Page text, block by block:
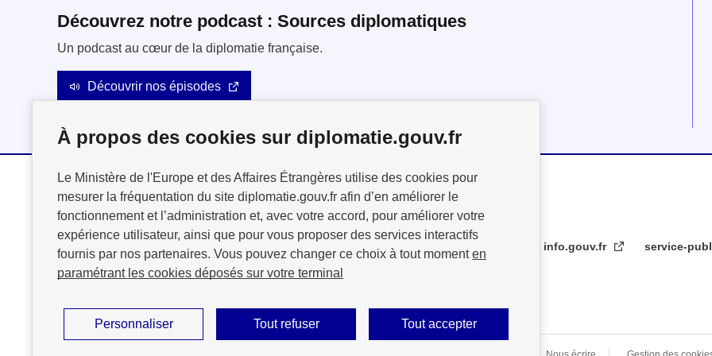
À propos des cookies sur diplomatie.gouv.fr
Le Ministère de l'Europe et des Affaires Étrangères utilise des cookies pour
mesurer la fréquentation du site diplomatie.gouv.fr afin d’en améliorer le
fonctionnement et l’administration et, avec votre accord, pour améliorer votre
expérience utilisateur, ainsi que pour vous proposer des services interactifs
fournis par nos partenaires. Vous pouvez changer ce choix à tout momenten
paramétrant les cookies déposés sur votre terminal
Tout accepter
Tout refuser
Personnaliser
Découvrez notre podcast : Sources diplomatiques
Un podcast au cœur de la diplomatie française.
Découvrir nos épisodes
MINISTÈRE
DE L'EUROPE
ET DES AFFAIRES
ÉTRANGÈRES
info.gouv.fr service-